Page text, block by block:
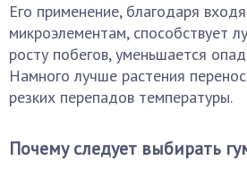
Его применение, благодаря
микроэлементам, способствует
росту побегов, уменьшается
Намного лучше растения
резких перепадов температуры.
Почему следует выбирать